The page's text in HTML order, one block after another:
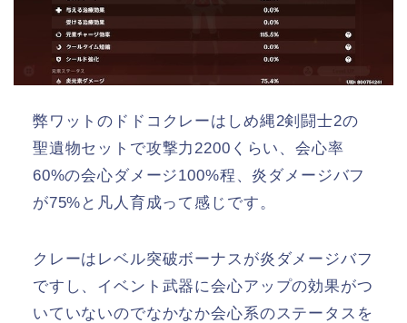
弊ワットのドドコクレーはしめ縄2剣闘士2の
聖遺物セットで攻撃力2200くらい、会心率
60%の会心ダメージ100%程、炎ダメージバフ
が75%と凡人育成って感じです。
クレーはレベル突破ボーナスが炎ダメージバフ
ですし、イベント武器に会心アップの効果がつ
いていないのでなかなか会心系のステータスを